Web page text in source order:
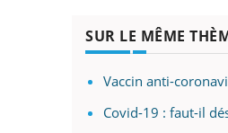
SUR LE MÊME
Vaccin anti-
Covid-19 : faut-il